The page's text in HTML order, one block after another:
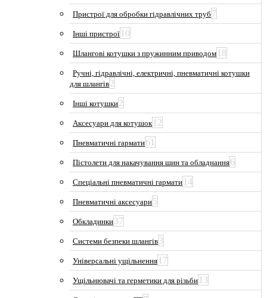
Пристрої для обробки гідравлічних труб 7
Інші пристрої 10
Шлангові котушки з пружинним приводом 18
Ручні, гідравлічні, електричні, пневматичні котушки
для шлангів2
Інші котушки2
Аксесуари для котушок 12
Пневматичні гармати61
Пістолети для накачування шин та обладнання6
Спеціальні пневматичні гармати 14
Пневматичні аксесуари5
Обкладинки37
Системи безпеки шлангів3
Універсальні ущільнення 17
Ущільнювачі та герметики для різьби 13